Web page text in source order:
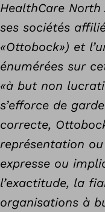
HealthCare North
ses sociétés
«Ottobock») et
énumérées sur
«à but non
s’efforce de
correcte,
représentation
expresse ou
l’exactitude, la
organisations à